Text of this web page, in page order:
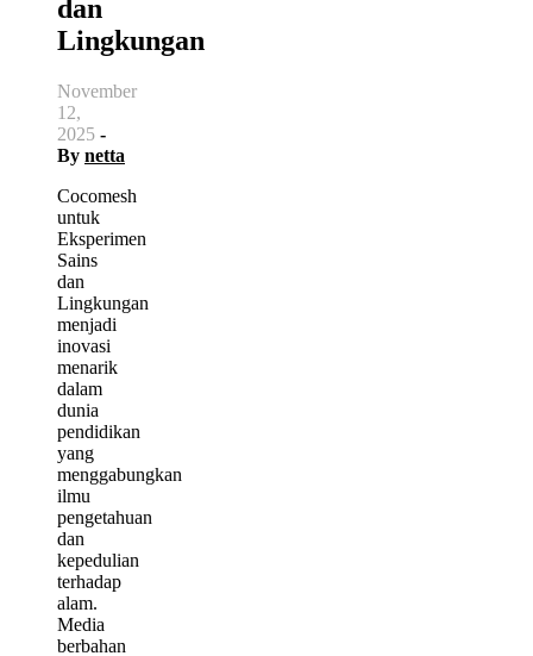
dan
Lingkungan
November
12,
2025 -
By netta
Cocomesh
untuk
Eksperimen
Sains
dan
Lingkungan
menjadi
inovasi
menarik
dalam
dunia
pendidikan
yang
menggabungkan
ilmu
pengetahuan
dan
kepedulian
terhadap
alam.
Media
berbahan